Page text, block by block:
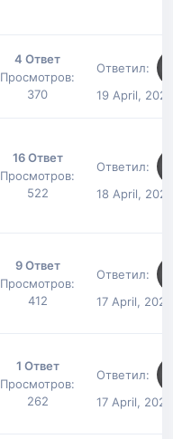
4 Ответ
Просмотров:
370
Ответил:
19 April,
16 Ответ
Просмотров:
522
Ответил:
18 April,
9 Ответ
Просмотров:
412
Ответил:
17 April,
1 Ответ
Просмотров:
262
Ответил:
17 April,